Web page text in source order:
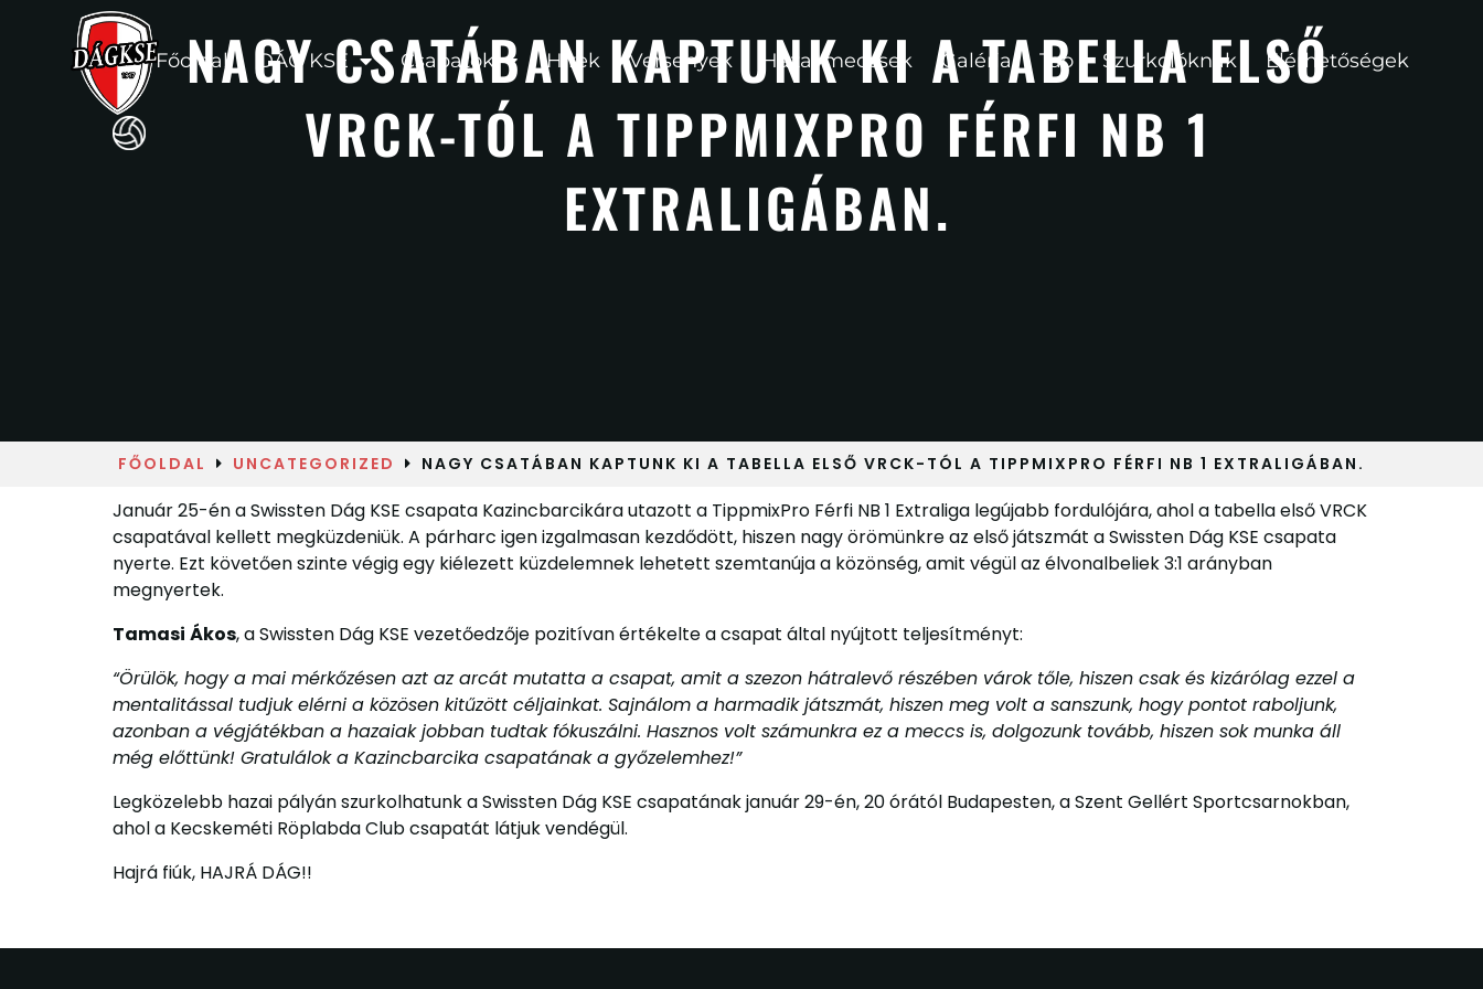
Főoldal DÁG KSE Csapatok Hírek Versenyek Hazai meccsek Galéria Tao Szurkolóknak Elérhetőségek
NAGY CSATÁBAN KAPTUNK KI A TABELLA ELSŐ
VRCK-TÓL A TIPPMIXPRO FÉRFI NB 1
EXTRALIGÁBAN.
FŐOLDAL UNCATEGORIZED NAGY CSATÁBAN KAPTUNK KI A TABELLA ELSŐ VRCK-TÓL A TIPPMIXPRO FÉRFI NB 1 EXTRALIGÁBAN.
Január 25-én a Swissten Dág KSE csapata Kazincbarcikára utazott a TippmixPro Férfi NB 1 Extraliga legújabb fordulójára, ahol a tabella első VRCK
csapatával kellett megküzdeniük. A párharc igen izgalmasan kezdődött, hiszen nagy örömünkre az első játszmát a Swissten Dág KSE csapata
nyerte. Ezt követően szinte végig egy kiélezett küzdelemnek lehetett szemtanúja a közönség, amit végül az élvonalbeliek 3:1 arányban
megnyertek.
Tamasi Ákos, a Swissten Dág KSE vezetőedzője pozitívan értékelte a csapat által nyújtott teljesítményt:
“Örülök, hogy a mai mérkőzésen azt az arcát mutatta a csapat, amit a szezon hátralevő részében várok tőle, hiszen csak és kizárólag ezzel a
mentalitással tudjuk elérni a közösen kitűzött céljainkat. Sajnálom a harmadik játszmát, hiszen meg volt a sanszunk, hogy pontot raboljunk,
azonban a végjátékban a hazaiak jobban tudtak fókuszálni. Hasznos volt számunkra ez a meccs is, dolgozunk tovább, hiszen sok munka áll
még előttünk! Gratulálok a Kazincbarcika csapatának a győzelemhez!”
Legközelebb hazai pályán szurkolhatunk a Swissten Dág KSE csapatának január 29-én, 20 órától Budapesten, a Szent Gellért Sportcsarnokban,
ahol a Kecskeméti Röplabda Club csapatát látjuk vendégül.
Hajrá fiúk, HAJRÁ DÁG!!